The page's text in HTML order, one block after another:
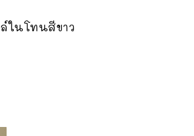
ในโทนสีขาว